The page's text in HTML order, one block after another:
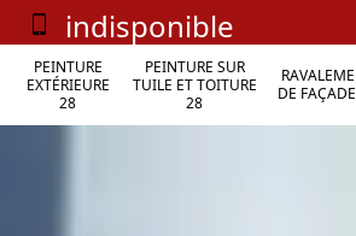
indisponible
PEINTURE
EXTÉRIEURE
28
PEINTURE SUR
TUILE ET TOITURE
28
DE